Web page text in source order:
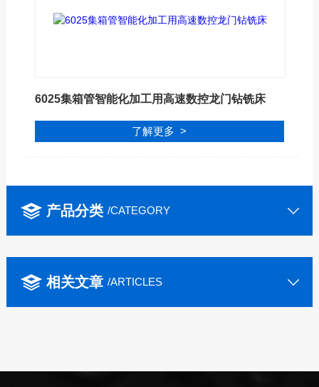
6025集箱管智能化加工用高速数控龙门钻铣床
了解更多 >
产品分类 /CATEGORY
相关文章 /ARTICLES